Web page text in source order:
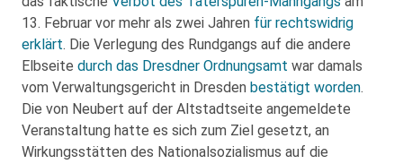
13. Februar vor mehr als zwei Jahren für rechtswidrig
erklärt. Die Verlegung des Rundgangs auf die andere
Elbseite durch das Dresdner Ordnungsamt war damals
vom Verwaltungsgericht in Dresden bestätigt worden.
Die von Neubert auf der Altstadtseite angemeldete
Veranstaltung hatte es sich zum Ziel gesetzt, an
Wirkungsstätten des Nationalsozialismus auf die